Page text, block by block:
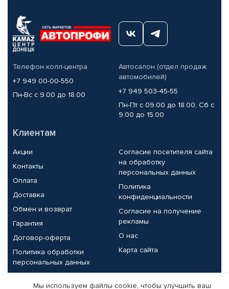
Телефон колл-центра
+7 949 00-00-550
Пн-Вс с 9.00 до 18.00
Автосалон (отдел продаж
автомобилей)
+7 949 503-45-55
Пн-Пт с 09.00 до 18.00, Сб с
9.00 до 15.00
Клиентам
Акции
Контакты
Оплата
Доставка
Обмен и возврат
Гарантия
Договор-оферта
Политика обработки
персональных данных
Согласие посетителя сайта
на обработку
персональных данных
Политика
конфиденциальности
Согласие на получение
рекламы
О нас
Карта сайта
Партнерам
Мы используем файлы cookie, чтобы улучшить ваш